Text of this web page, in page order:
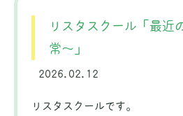
リスタスクール「最近
常～」
2026.02.12
リスタスクールです。